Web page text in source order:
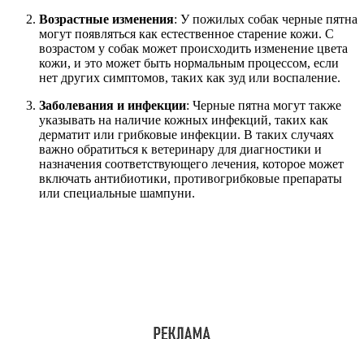
Возрастные изменения: У пожилых собак черные пятна
могут появляться как естественное старение кожи. С
возрастом у собак может происходить изменение цвета
кожи, и это может быть нормальным процессом, если
нет других симптомов, таких как зуд или воспаление.
Заболевания и инфекции: Черные пятна могут также
указывать на наличие кожных инфекций, таких как
дерматит или грибковые инфекции. В таких случаях
важно обратиться к ветеринару для диагностики и
назначения соответствующего лечения, которое может
включать антибиотики, противогрибковые препараты
или специальные шампуни.